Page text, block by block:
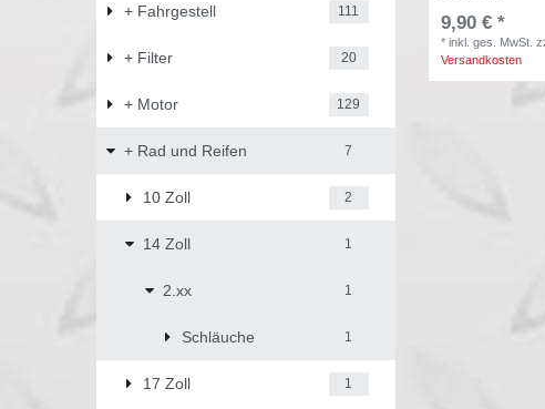
+ Fahrgestell 111
+ Filter 20
+ Motor 129
+ Rad und Reifen 7
10 Zoll 2
14 Zoll 1
2.xx 1
Schläuche 1
17 Zoll 1
9,90 € *
*inkl. ges. MwSt.
Versandkosten